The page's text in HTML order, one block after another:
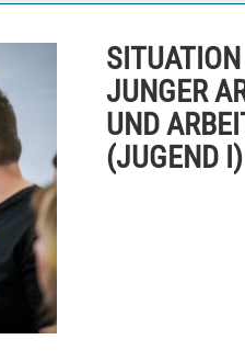
JUNGER
UND
(JUGEND I)